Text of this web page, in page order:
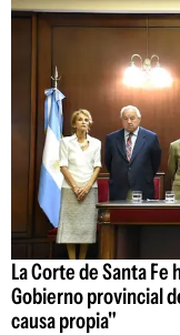
La Corte de Santa
Gobierno provincial
causa propia"